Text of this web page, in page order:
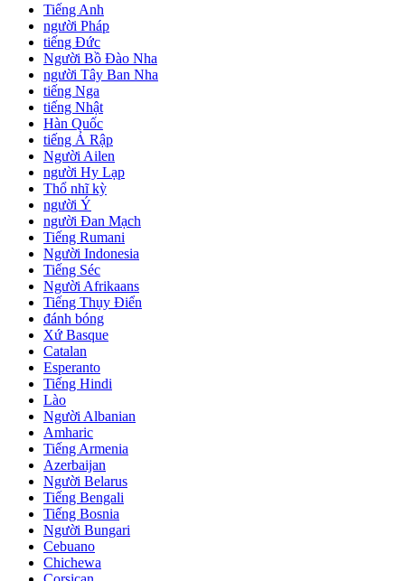
Tiếng Anh
người Pháp
tiếng Đức
Người Bồ Đào Nha
người Tây Ban Nha
tiếng Nga
tiếng Nhật
Hàn Quốc
tiếng Ả Rập
Người Ailen
người Hy Lạp
Thổ nhĩ kỳ
người Ý
người Đan Mạch
Tiếng Rumani
Người Indonesia
Tiếng Séc
Người Afrikaans
Tiếng Thụy Điển
đánh bóng
Xứ Basque
Catalan
Esperanto
Tiếng Hindi
Lào
Người Albanian
Amharic
Tiếng Armenia
Azerbaijan
Người Belarus
Tiếng Bengali
Tiếng Bosnia
Người Bungari
Cebuano
Chichewa